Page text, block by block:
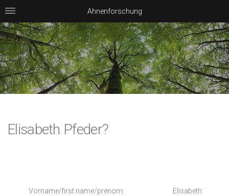
Elisabeth Pfeder?
Vorname/first name/prénom:
Elisabeth
Ahnenforschung